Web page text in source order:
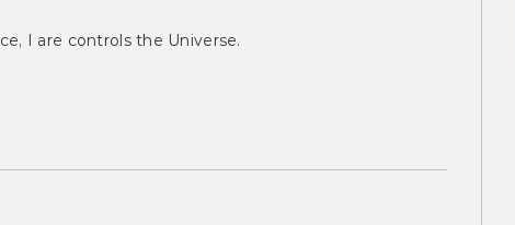
I are controls the Universe.